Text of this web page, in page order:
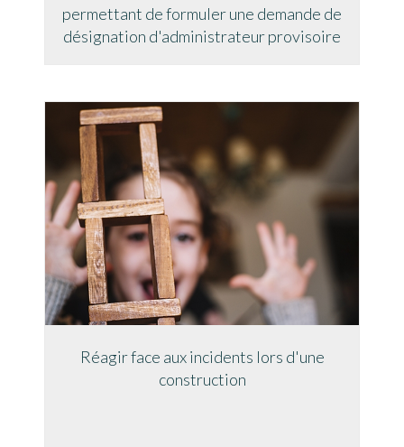
permettant de formuler une demande de
désignation d'administrateur provisoire
Réagir face aux incidents lors d'une
construction